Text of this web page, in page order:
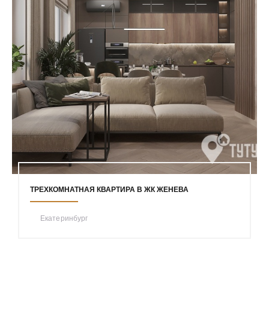
ТРЕХКОМНАТНАЯ КВАРТИРА В ЖК ЖЕНЕВА
Екатеринбург